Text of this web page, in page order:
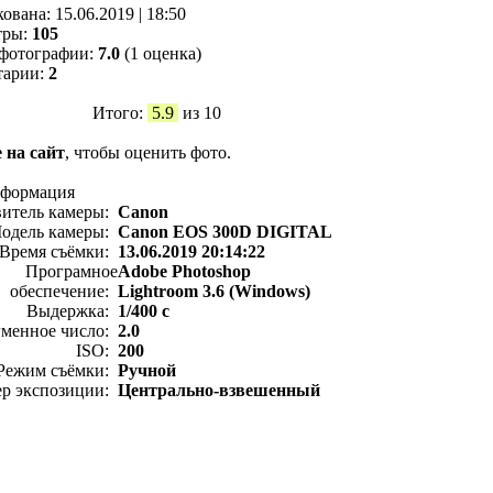
15.06.2019 | 18:50
105
7.0 (1 оценка)
2
Итого: 5.9 из 10
на сайт, чтобы оценить фото.
камеры: Canon
камеры: Canon EOS 300D DIGITAL
Время съёмки: 13.06.2019 20:14:22
Програмное
обеспечение:
Adobe Photoshop
Lightroom 3.6 (Windows)
Выдержка: 1/400 с
число: 2.0
ISO: 200
съёмки: Ручной
экспозиции: Центрально-взвешенный